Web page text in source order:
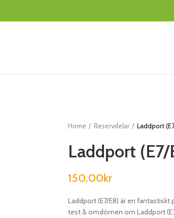
Home
Reservdelar Laddport
Laddport (E7/
150.00kr
Laddport (E7/E8) är en
test & omdömen om Laddport